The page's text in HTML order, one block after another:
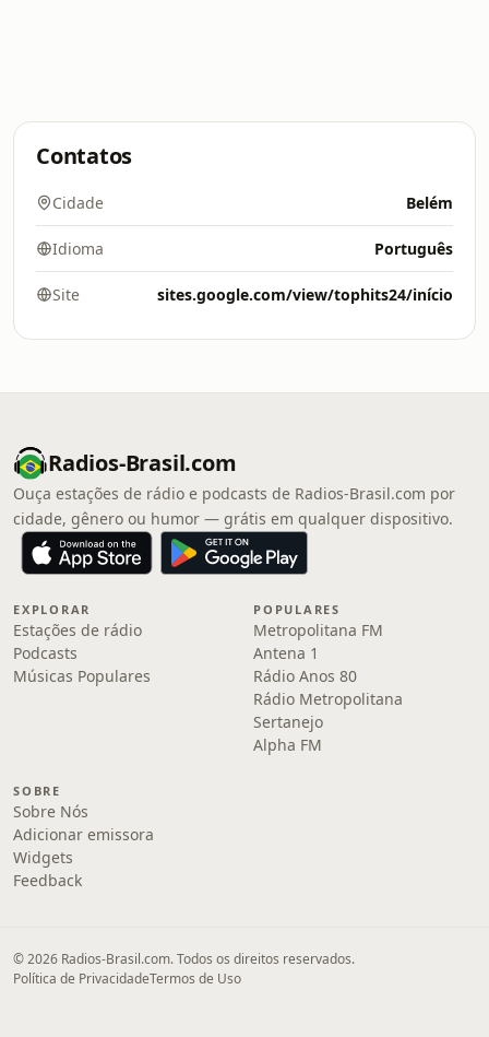
Contatos
Cidade Belém
Idioma Português
Site sites.google.com/view/tophits24/início
Radios-Brasil.com
Ouça estações de rádio e podcasts de Radios-Brasil.com por
cidade, gênero ou humor — grátis em qualquer dispositivo.
EXPLORAR
Estações de rádio
Podcasts
Músicas Populares
POPULARES
Metropolitana FM
Antena 1
Rádio Anos 80
Rádio Metropolitana
Sertanejo
Alpha FM
SOBRE
Sobre Nós
Adicionar emissora
Widgets
Feedback
© 2026 Radios-Brasil.com. Todos os direitos reservados.
Política de PrivacidadeTermos de Uso